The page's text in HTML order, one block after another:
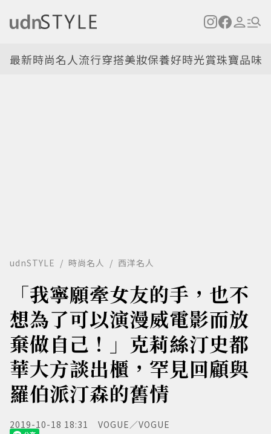
最新時尚名人流行穿搭美妝保養好時光賞珠寶品味
udnSTYLE 時尚名人 西洋名人
「我寧願牽女友的手，也不
想為了可以演漫威電影而放
棄做自己！」克莉絲汀史都
華大方談出櫃，罕見回顧與
羅伯派汀森的舊情
2019-10-18 18:31 VOGUE／VOGUE